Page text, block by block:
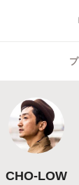
CHO-LOW